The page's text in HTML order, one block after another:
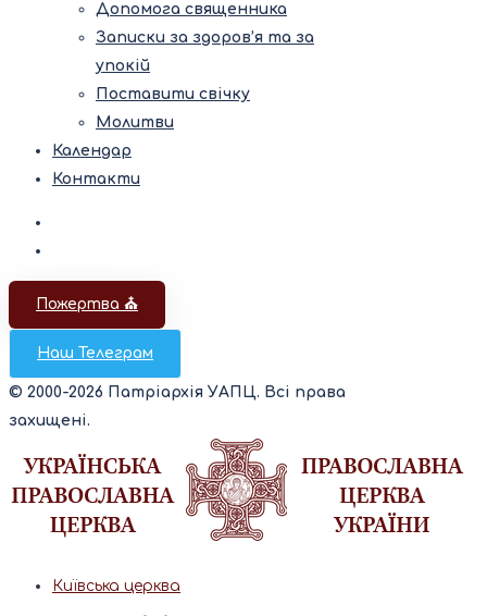
Допомога священника
Записки за здоров’я та за
упокій
Поставити свічку
Молитви
Календар
Контакти
Пожертва ⛪️
Наш Телеграм
© 2000-2026 Патріархія УАПЦ. Всі права
захищені.
Київська церква